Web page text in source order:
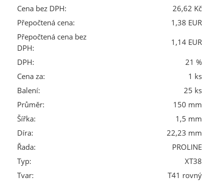
Cena bez DPH:
26,62 Kč
Přepočtená cena:
1,38 EUR
Přepočtená cena bez
DPH:
1,14 EUR
DPH:
21 %
Cena za:
1 ks
Balení:
25 ks
Průměr:
150 mm
Šířka:
1,5 mm
Díra:
22,23 mm
Řada:
PROLINE
Typ:
XT38
Tvar:
T41 rovný